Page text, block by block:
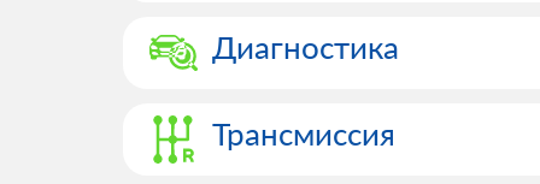
Диагностика
Трансмиссия